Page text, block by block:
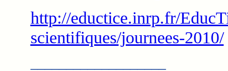
http://eductice.inrp.fr/
scientifiques/journees-2010/